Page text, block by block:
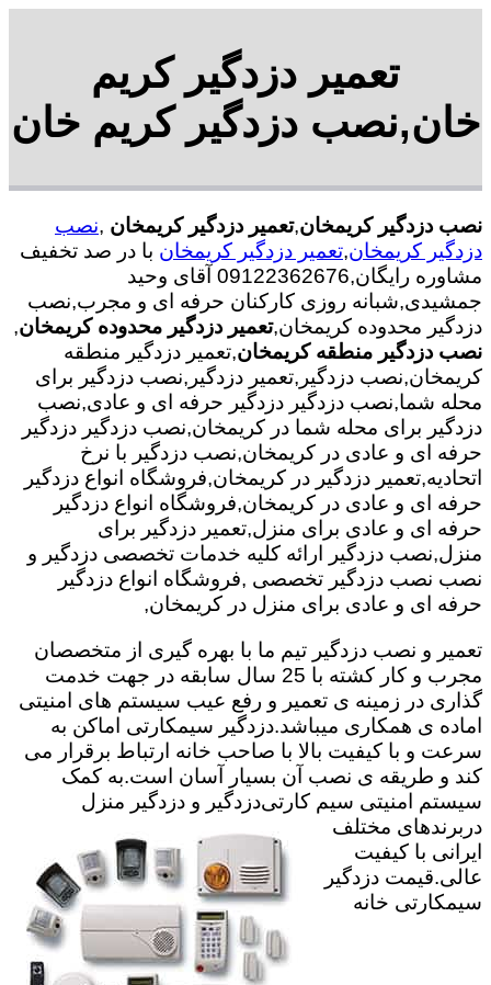
تعمیر دزدگیر کریم
خان,نصب دزدگیر کریم خان
نصب دزدگیر کریمخان,تعمیر دزدگیر کریمخان ,نصب
دزدگیر کریمخان,تعمیر دزدگیر کریمخان با در صد تخفیف
مشاوره رایگان,09122362676 آقای وحید
جمشیدی,شبانه روزی کارکنان حرفه ای و مجرب,نصب
دزدگیر محدوده کریمخان,تعمیر دزدگیر محدوده کریمخان,
نصب دزدگیر منطقه کریمخان,تعمیر دزدگیر منطقه
کریمخان,نصب دزدگیر,تعمیر دزدگیر,نصب دزدگیر برای
محله شما,نصب دزدگیر دزدگیر حرفه ای و عادی,نصب
دزدگیر برای محله شما در کریمخان,نصب دزدگیر دزدگیر
حرفه ای و عادی در کریمخان,نصب دزدگیر با نرخ
اتحادیه,تعمیر دزدگیر در کریمخان,فروشگاه انواع دزدگیر
حرفه ای و عادی در کریمخان,فروشگاه انواع دزدگیر
حرفه ای و عادی برای منزل,تعمیر دزدگیر برای
منزل,نصب دزدگیر ارائه کلیه خدمات تخصصی دزدگیر و
نصب نصب دزدگیر تخصصی ,فروشگاه انواع دزدگیر
حرفه ای و عادی برای منزل در کریمخان,
تعمیر و نصب دزدگیر تیم ما با بهره گیری از متخصصان
مجرب و کار کشته با 25 سال سابقه در جهت خدمت
گذاری در زمینه ی تعمیر و رفع عیب سیستم های امنیتی
اماده ی همکاری میباشد.دزدگیر سیمکارتی اماکن به
سرعت و با کیفیت بالا با صاحب خانه ارتباط برقرار می
کند و طریقه ی نصب آن بسیار آسان است.به کمک
سیستم امنیتی سیم کارتیدزدگیر و دزدگیر منزل
دربرندهای مختلف
ایرانی با کیفیت
عالی.قیمت دزدگیر
سیمکارتی خانه